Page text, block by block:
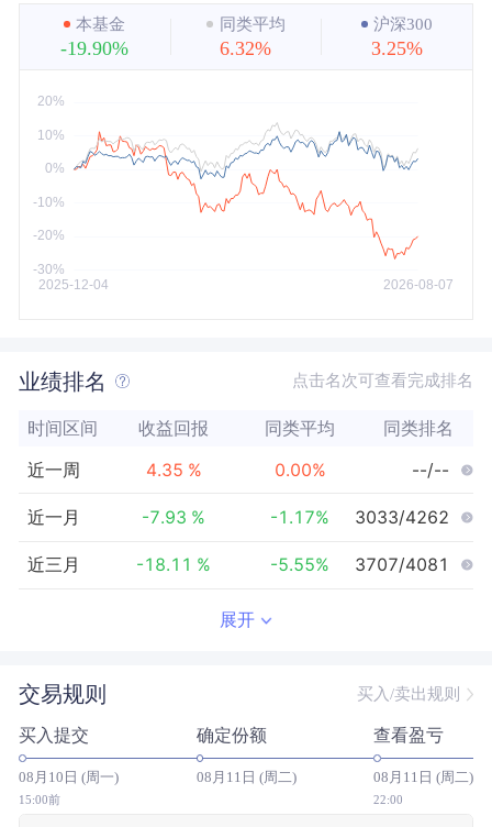
近3年
近5年
本基金
-19.90%
同类平均
6.32%
沪深300
3.25%
业绩排名 点击名次可查看完成排名
时间区间 收益回报 同类平均 同类排名
近一周 4.35 % 0.00% --/--
近一月 -7.93 % -1.17% 3033/4262
近三月 -18.11 % -5.55% 3707/4081
近三年 --/--
近五年 -- 0.00% --/--
今年以来 3727/3837
展开
交易规则 买入/卖出规则
买入提交
08月10日 (周一)
15:00前
确定份额
08月11日 (周二)
查看盈亏
08月11日 (周二)
22:00